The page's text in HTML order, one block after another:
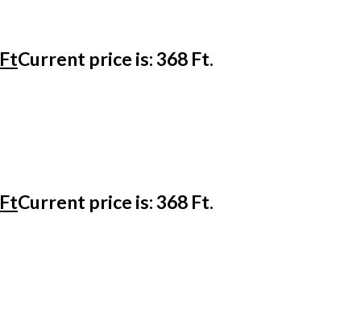
FtCurrent price is: 368 Ft.
FtCurrent price is: 368 Ft.